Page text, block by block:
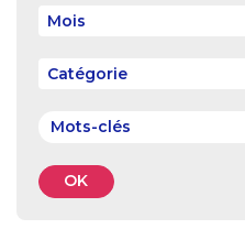
Mois
OK